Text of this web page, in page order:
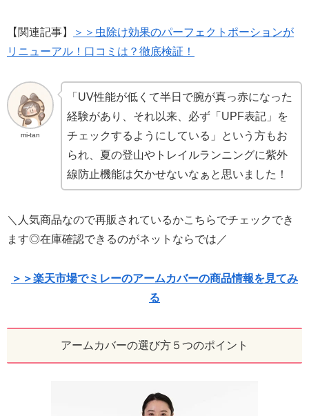
【関連記事】
＞＞虫除け効果のパーフェクトポーションが
リニューアル！口コミは？徹底検証！
mi-tan
「UV性能が低くて半日で腕が真っ赤になった
経験があり、それ以来、必ず「UPF表記」を
チェックするようにしている」という方もお
られ、夏の登山やトレイルランニングに紫外
線防止機能は欠かせないなぁと思いました！
＼人気商品なので再販されているかこちらでチェックでき
ます◎在庫確認できるのがネットならでは／
＞＞楽天市場でミレーのアームカバーの商品情報を見てみ
る
アームカバーの選び方５つのポイント